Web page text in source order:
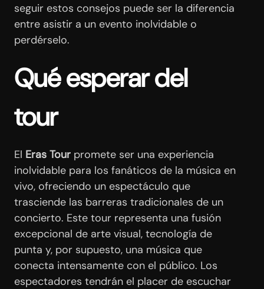
seguir estos consejos puede ser la diferencia
entre asistir a un evento inolvidable o
perdérselo.
Qué esperar del
tour
El Eras Tour promete ser una experiencia
inolvidable para los fanáticos de la música en
vivo, ofreciendo un espectáculo que
trasciende las barreras tradicionales de un
concierto. Este tour representa una fusión
excepcional de arte visual, tecnología de
punta y, por supuesto, una música que
conecta intensamente con el público. Los
espectadores tendrán el placer de escuchar